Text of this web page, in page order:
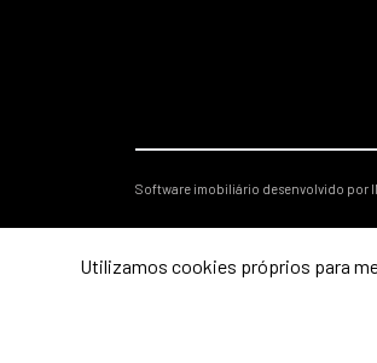
Software imobiliário desenvolvido por
Utilizamos cookies próprios para